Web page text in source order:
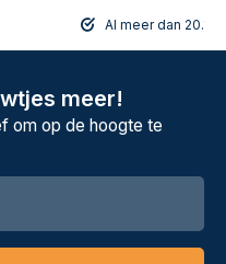
Al meer dan
meer!
om op de hoogte te